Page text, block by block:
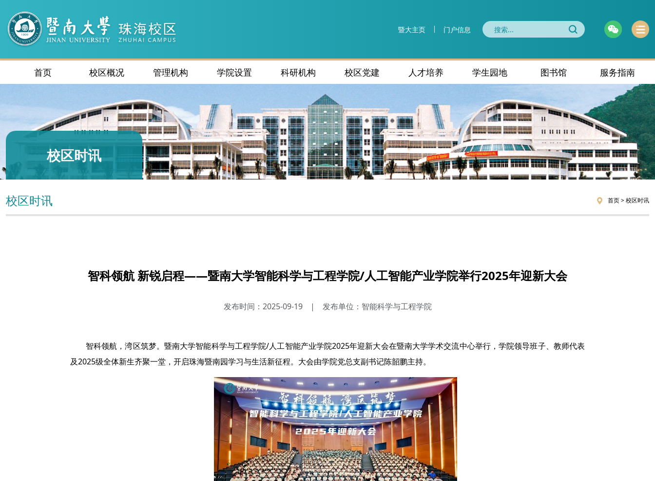
暨大主页 门户信息
首页 校区概况 管理机构 学院设置 科研机构 校区党建 人才培养 学生园地 图书馆 服务指南
校区时讯
校区时讯 首页>校区时讯
智科领航 新锐启程——暨南大学智能科学与工程学院/人工智能产业学院举行2025年迎新大会
发布时间：2025-09-19 | 发布单位：智能科学与工程学院
智科领航，湾区筑梦。暨南大学智能科学与工程学院/人工智能产业学院2025年迎新大会在暨南大学学术交流中心举行，学院领导班子、教师代表
及2025级全体新生齐聚一堂，开启珠海暨南园学习与生活新征程。大会由学院党总支副书记陈韶鹏主持。